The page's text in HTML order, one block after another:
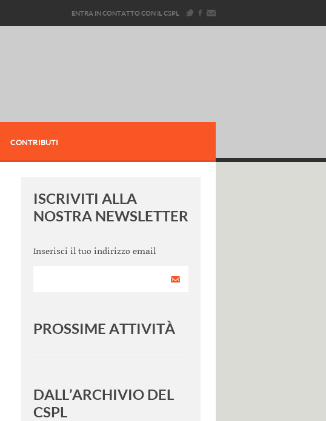
ENTRA IN CONTATTO CON IL CSPL
CONTRIBUTI
ISCRIVITI ALLA
NOSTRA NEWSLETTER
Inserisci il tuo indirizzo email
PROSSIME ATTIVITÀ
DALL’ARCHIVIO DEL
CSPL